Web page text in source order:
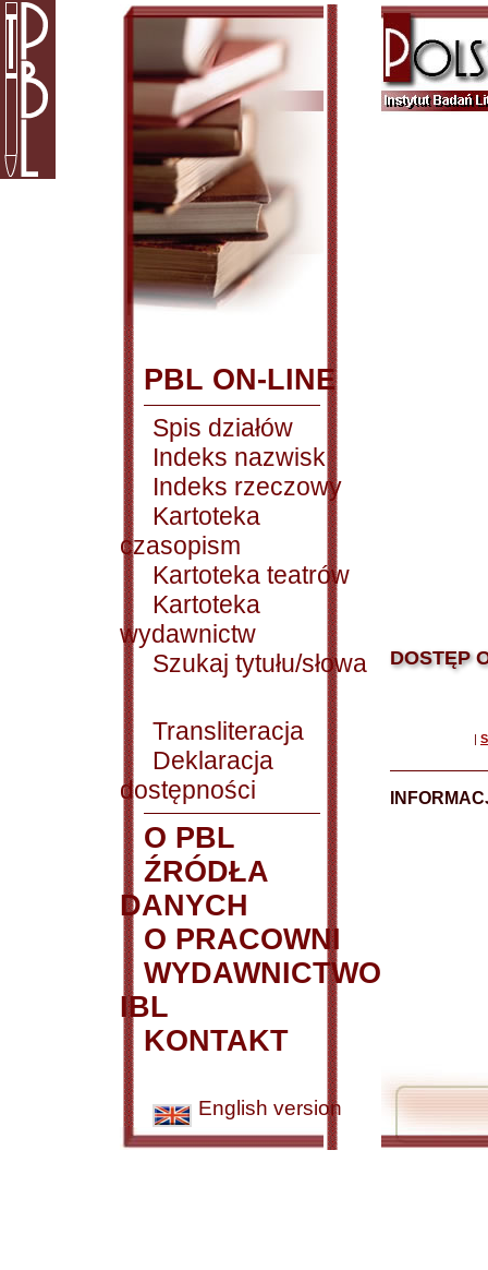
PBL ON-LINE
Spis działów
Indeks nazwisk
Indeks rzeczowy
Kartoteka
czasopism
Kartoteka teatrów
Kartoteka
wydawnictw
Szukaj tytułu/słowa
Transliteracja
Deklaracja
dostępności
O PBL
ŹRÓDŁA
DANYCH
O PRACOWNI
WYDAWNICTWO
IBL
KONTAKT
English version
DOSTĘP
|